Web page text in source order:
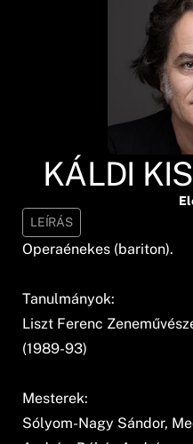
KÁLDI
LEÍRÁS
Operaénekes (bariton).
Tanulmányok:
Liszt Ferenc
(1989-93)
Mesterek:
Sólyom-Nagy Sándor,